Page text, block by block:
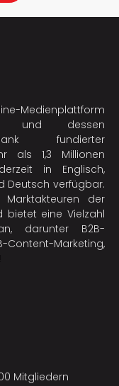
Medienplattform
und dessen
fundierter
als 1,3 Millionen
in Englisch,
Deutsch verfügbar.
der
bietet eine Vielzahl
darunter B2B-
Marketing,
Mitgliedern